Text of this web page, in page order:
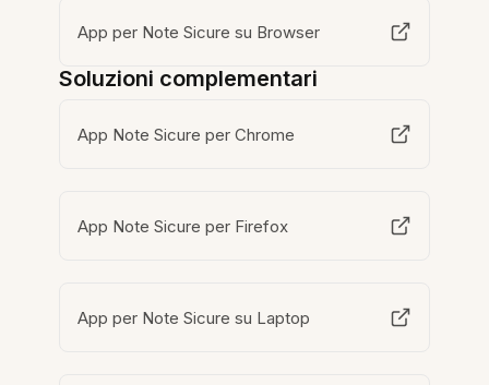
App per Note Sicure su Browser
Soluzioni complementari
App Note Sicure per Chrome
App Note Sicure per Firefox
App per Note Sicure su Laptop